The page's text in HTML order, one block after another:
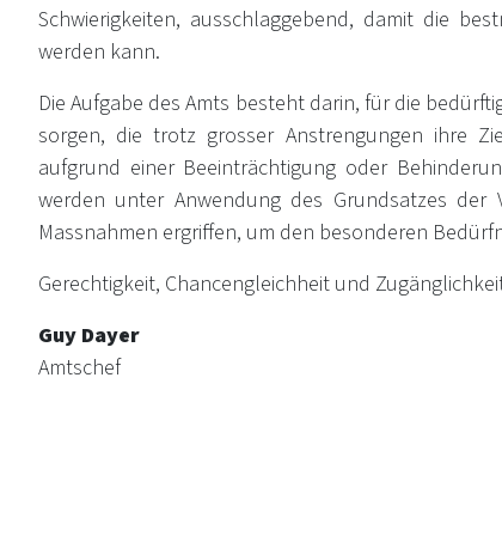
Schwierigkeiten, ausschlaggebend, damit die
werden kann.
Die Aufgabe des Amts besteht darin, für die
sorgen, die trotz grosser Anstrengungen ihre
aufgrund einer Beeinträchtigung oder
werden unter Anwendung des Grundsatzes
Massnahmen ergriffen, um den besonderen
Gerechtigkeit, Chancengleichheit und
Guy Dayer
Amtschef